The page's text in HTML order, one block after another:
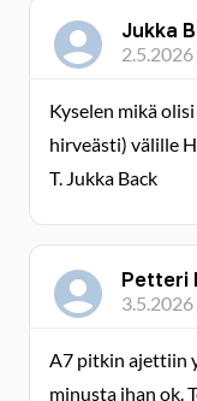
Jukka
Kyselen mikä
hirveästi) välille
T. Jukka Back
Petteri
A7 pitkin ajettiin
minusta ihan ok.